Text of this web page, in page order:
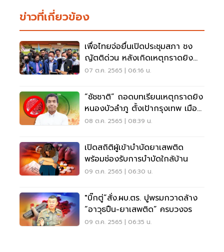
ข่าวที่เกี่ยวข้อง
เพื่อไทยจ่อยื่นเปิดประชุมสภา ชง
ญัตติด่วน หลังเกิดเหตุกราดยิง
หนองบัวลำภู
07 ต.ค. 2565 | 06:16 น.
“ชัชชาติ” ถอดบทเรียนเหตุกราดยิง
หนองบัวลำภู ตั้งเป้ากรุงเทพ เมือง
ปลอดยาบ้า
08 ต.ค. 2565 | 08:39 น.
เปิดสถิติผู้เข้าบำบัดยาเสพติด
พร้อมช่องรับการบำบัดใกล้บ้าน
09 ต.ค. 2565 | 06:30 น.
"บิ๊กตู่”สั่ง.ผบ.ตร. ปูพรมกวาดล้าง
“อาวุธปืน-ยาเสพติด” ครบวงจร
09 ต.ค. 2565 | 06:35 น.